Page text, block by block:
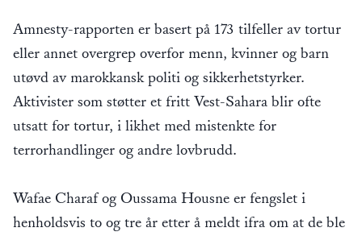
Amnesty-rapporten er basert på 173 tilfeller av tortur
eller annet overgrep overfor menn, kvinner og barn
utøvd av marokkansk politi og sikkerhetstyrker.
Aktivister som støtter et fritt Vest-Sahara blir ofte
utsatt for tortur, i likhet med mistenkte for
terrorhandlinger og andre lovbrudd.
Wafae Charaf og Oussama Housne er fengslet i
henholdsvis to og tre år etter å meldt ifra om at de ble